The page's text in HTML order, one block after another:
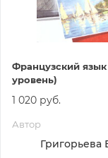
Французский язык
уровень)
1 020 руб.
Автор
Григорьева